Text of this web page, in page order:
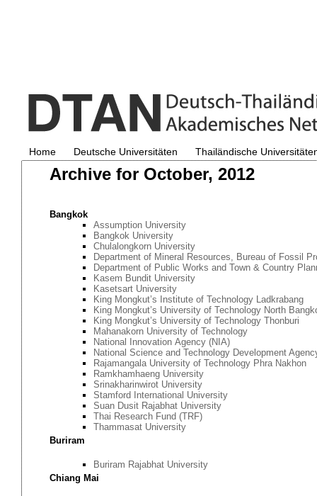
Home Deutsche Universitäten Thailändische
Archive for October, 2012
Bangkok
Assumption University
Bangkok University
Chulalongkorn University
Department of Mineral Resources, Bureau of Fossil
Department of Public Works and Town & Country
Kasem Bundit University
Kasetsart University
King Mongkut’s Institute of Technology Ladkrabang
King Mongkut’s University of Technology North
King Mongkut’s University of Technology Thonburi
Mahanakorn University of Technology
National Innovation Agency (NIA)
National Science and Technology Development
Rajamangala University of Technology Phra Nakhon
Ramkhamhaeng University
Srinakharinwirot University
Stamford International University
Suan Dusit Rajabhat University
Thai Research Fund (TRF)
Thammasat University
Buriram
Buriram Rajabhat University
Chiang Mai